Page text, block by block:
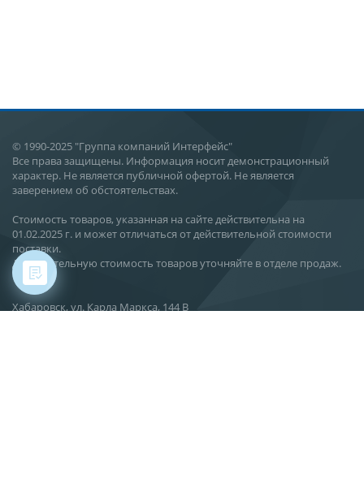
© 1990-2025 "Группа компаний Интерфейс"
Все права защищены. Информация носит демонстрационный
характер. Не является публичной офертой. Не является
заверением об обстоятельствах.
Стоимость товаров, указанная на сайте действительна на
01.02.2025 г. и может отличаться от действительной стоимости
поставки.
Действительную стоимость товаров уточняйте в отделе продаж.
Хабаровск, ул. Карла Маркса, 144 В